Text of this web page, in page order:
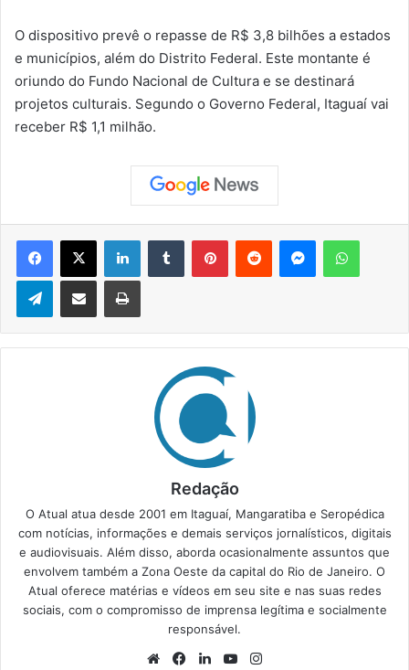
O dispositivo prevê o repasse de R$ 3,8 bilhões a estados
e municípios, além do Distrito Federal. Este montante é
oriundo do Fundo Nacional de Cultura e se destinará
projetos culturais. Segundo o Governo Federal, Itaguaí vai
receber R$ 1,1 milhão.
Telegram
Redação
O Atual atua desde 2001 em Itaguaí, Mangaratiba e Seropédica
com notícias, informações e demais serviços jornalísticos, digitais
e audiovisuais. Além disso, aborda ocasionalmente assuntos que
envolvem também a Zona Oeste da capital do Rio de Janeiro. O
Atual oferece matérias e vídeos em seu site e nas suas redes
sociais, com o compromisso de imprensa legítima e socialmente
responsável.
We
Fa
Lin
Yo